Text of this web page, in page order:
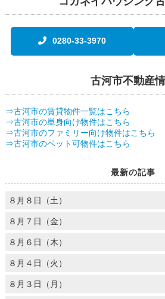
0280-33-3970
古河市不動産
⇒古河市の賃貸物件一覧はこちら
⇒古河市の単身向け物件はこちら
⇒古河市のファミリー向け物件はこちら
⇒古河市のペット可物件はこちら
最新の記事
８月８日（土）
８月７日（金）
８月６日（木）
８月４日（火）
８月３日（月）